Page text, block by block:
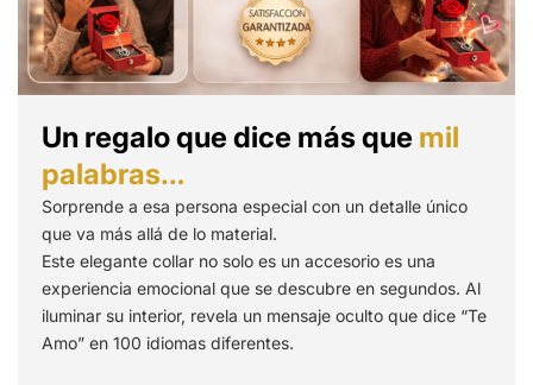
Un regalo que dice más que mil
palabras…
Sorprende a esa persona especial con un detalle único
que va más allá de lo material.
Este elegante collar no solo es un accesorio es una
experiencia emocional que se descubre en segundos. Al
iluminar su interior, revela un mensaje oculto que dice “Te
Amo” en 100 idiomas diferentes.